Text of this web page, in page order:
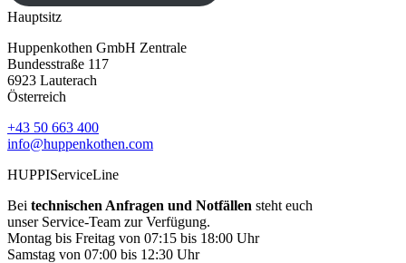
Hauptsitz
Huppenkothen GmbH Zentrale
Bundesstraße 117
6923 Lauterach
Österreich
+43 50 663 400
info@huppenkothen.com
HUPPIServiceLine
Bei technischen Anfragen und Notfällen steht euch
unser Service-Team zur Verfügung.
Montag bis Freitag von 07:15 bis 18:00 Uhr
Samstag von 07:00 bis 12:30 Uhr